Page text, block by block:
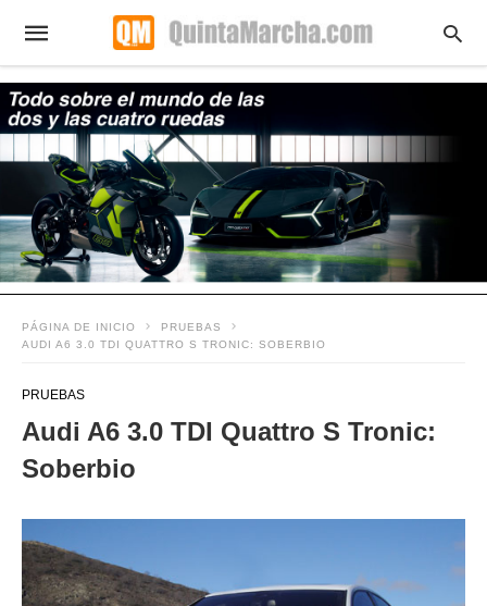
PÁGINA DE INICIO
PRUEBAS
AUDI A6 3.0 TDI QUATTRO S TRONIC: SOBERBIO
PRUEBAS
Audi A6 3.0 TDI Quattro S Tronic:
Soberbio